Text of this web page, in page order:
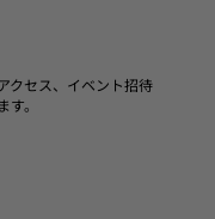
クセス、イベント招待
。